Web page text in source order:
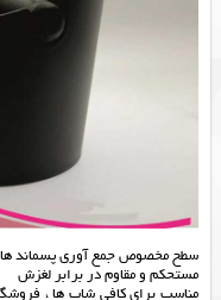
سطح مخصوص جمع آوری پسماند
مستحکم و مقاوم در برابر لغزش
مناسب برای کافی شاپ ها ،